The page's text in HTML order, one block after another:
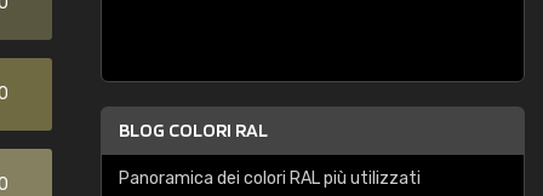
BLOG COLORI RAL
Panoramica dei colori RAL più utilizzati